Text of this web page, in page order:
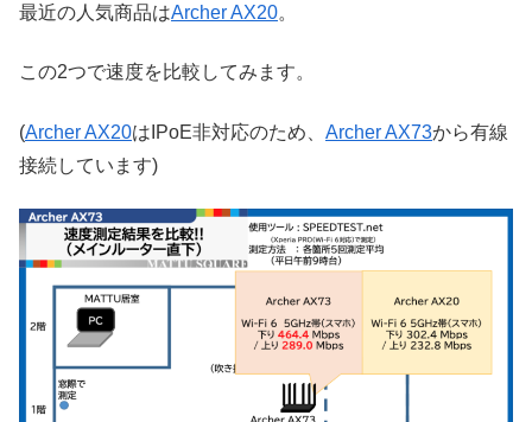
最近の人気商品はArcher AX20。
この2つで速度を比較してみます。
(Archer AX20はIPoE非対応のため、 Archer AX73から有線
接続しています)